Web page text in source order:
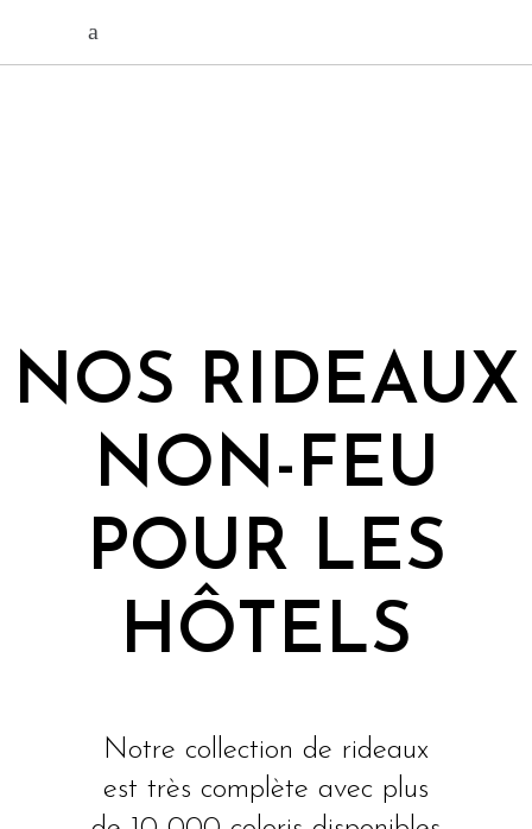
NOS RIDEAUX
NON-FEU
POUR LES
HÔTELS
Notre collection de rideaux
est très complète avec plus